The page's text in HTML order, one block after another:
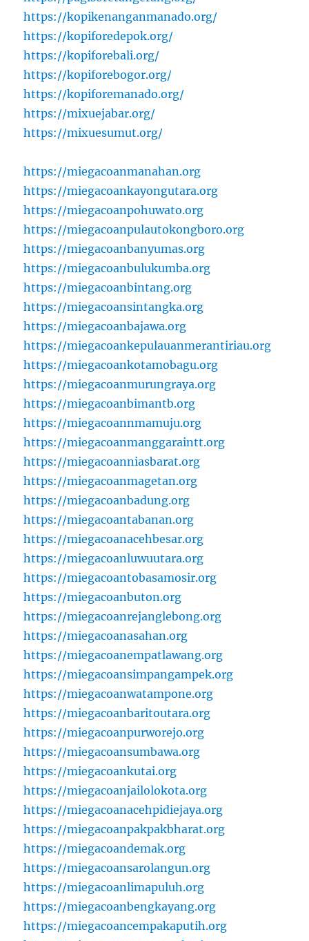
https://kopikenanganmanado.org/
https://kopiforedepok.org/
https://kopiforebali.org/
https://kopiforebogor.org/
https://kopiforemanado.org/
https://mixuejabar.org/
https://mixuesumut.org/
https://miegacoanmanahan.org
https://miegacoankayongutara.org
https://miegacoanpohuwato.org
https://miegacoanpulautokongboro.org
https://miegacoanbanyumas.org
https://miegacoanbulukumba.org
https://miegacoanbintang.org
https://miegacoansintangka.org
https://miegacoanbajawa.org
https://miegacoankepulauanmerantiriau.org
https://miegacoankotamobagu.org
https://miegacoanmurungraya.org
https://miegacoanbimantb.org
https://miegacoannmamuju.org
https://miegacoanmanggaraintt.org
https://miegacoanniasbarat.org
https://miegacoanmagetan.org
https://miegacoanbadung.org
https://miegacoantabanan.org
https://miegacoanacehbesar.org
https://miegacoanluwuutara.org
https://miegacoantobasamosir.org
https://miegacoanbuton.org
https://miegacoanrejanglebong.org
https://miegacoanasahan.org
https://miegacoanempatlawang.org
https://miegacoansimpangampek.org
https://miegacoanwatampone.org
https://miegacoanbaritoutara.org
https://miegacoanpurworejo.org
https://miegacoansumbawa.org
https://miegacoankutai.org
https://miegacoanjailolokota.org
https://miegacoanacehpidiejaya.org
https://miegacoanpakpakbharat.org
https://miegacoandemak.org
https://miegacoansarolangun.org
https://miegacoanlimapuluh.org
https://miegacoanbengkayang.org
https://miegacoancempakaputih.org